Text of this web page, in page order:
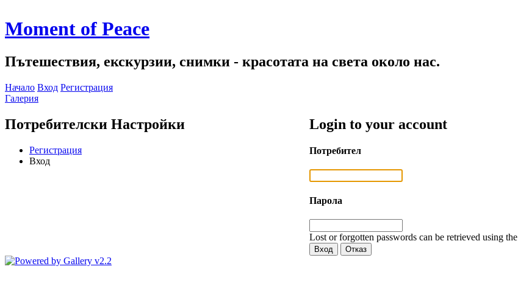
Moment of Peace
Пътешествия, екскурзии, снимки - красотата на света около нас.
Начало Вход Регистрация
Галерия
Потребителски Настройки
Регистрация
Вход
Login to your account
Потребител
Парола
Lost or forgotten passwords can be retrieved using the